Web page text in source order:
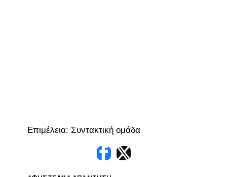
Επιμέλεια: Συντακτική ομάδα